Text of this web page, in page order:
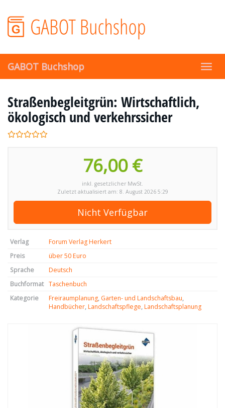
main
content
GABOT Buchshop
Straßenbegleitgrün: Wirtschaftlich,
ökologisch und verkehrssicher
76,00 €
inkl. gesetzlicher MwSt.
Zuletzt aktualisiert am: 8. August 2026 5:29
Nicht Verfügbar
Verlag
Forum Verlag Herkert
Preis
über 50 Euro
Sprache
Deutsch
Buchformat Taschenbuch
Kategorie
Freiraumplanung, Garten- und Landschaftsbau,
Handbücher, Landschaftspflege, Landschaftsplanung